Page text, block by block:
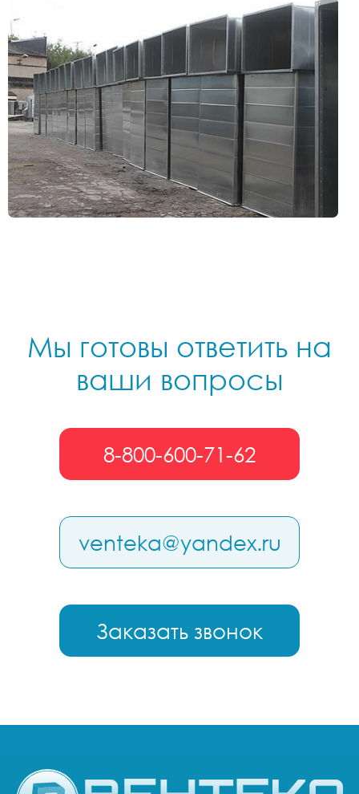
Мы готовы ответить на
ваши вопросы
8-800-600-71-62
venteka@yandex.ru
Заказать звонок